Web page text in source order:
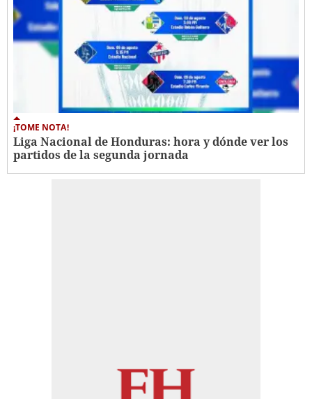
¡TOME NOTA!
Liga Nacional de Honduras: hora y dónde ver los
partidos de la segunda jornada